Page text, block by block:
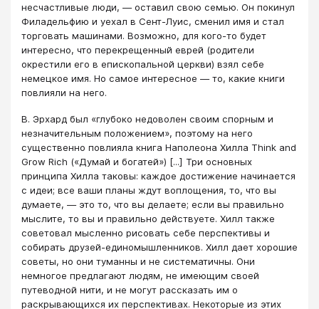
несчастливые люди, — оставил свою семью. Он покинул
Филадельфию и уехал в Сент-Луис, сменил имя и стал
торговать машинами. Возможно, для кого-то будет
интересно, что перекрещенный еврей (родители
окрестили его в епископальной церкви) взял себе
немецкое имя. Но самое интересное — то, какие книги
повлияли на него.
В. Эрхард был «глубоко недоволен своим спорным и
незначительным положением», поэтому на него
существенно повлияла книга Наполеона Хилла Think and
Grow Rich («Думай и богатей») [...] Три основных
принципа Хилла таковы: каждое достижение начинается
с идеи; все ваши планы ждут воплощения, то, что вы
думаете, — это то, что вы делаете; если вы правильно
мыслите, то вы и правильно действуете. Хилл также
советовал мысленно рисовать себе перспективы и
собирать друзей-единомышленников. Хилл дает хорошие
советы, но они туманны и не систематичны. Они
немногое предлагают людям, не имеющим своей
путеводной нити, и не могут рассказать им о
раскрывающихся их перспективах. Некоторые из этих